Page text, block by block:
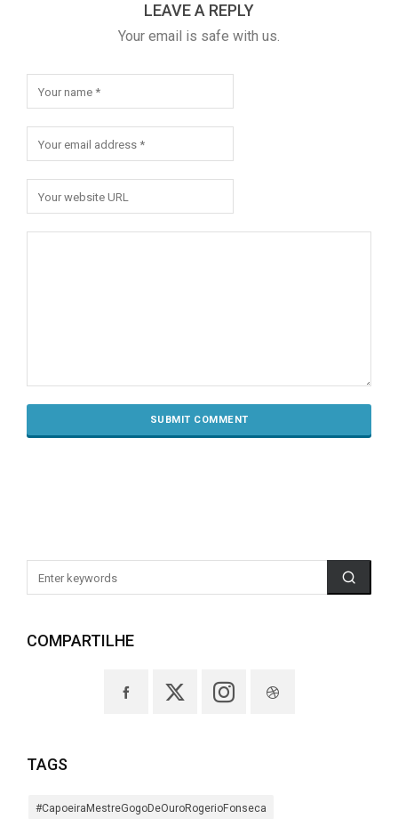
LEAVE A REPLY
Your email is safe with us.
COMPARTILHE
TAGS
#CapoeiraMestreGogoDeOuroRogerioFonseca